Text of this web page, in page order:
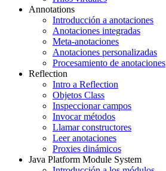
Annotations
Introducción a anotaciones
Anotaciones integradas
Meta-anotaciones
Anotaciones personalizadas
Procesamiento de anotaciones
Reflection
Intro a Reflection
Objetos Class
Inspeccionar campos
Invocar métodos
Llamar constructores
Leer anotaciones
Proxies dinámicos
Java Platform Module System